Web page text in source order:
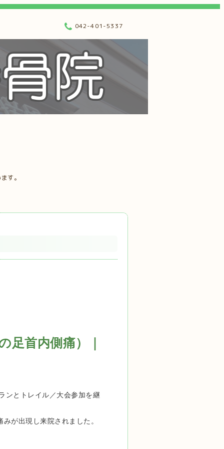
す。
042-401-5337
足首内側痛）｜
ンとトレイル／大会参加を継
が出現し来院されました。